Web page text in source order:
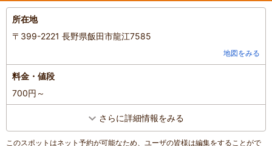
歩いてすぐのところに観光スポットがあり、りんご狩りのあとに訪
れると楽しいと思います。展望スポット？から天竜川を見下ろすと
絶景！川下りの舟がちょうど通って子供達も大喜びでした。電車も
みられてこれもまた大喜び。下に吊り橋があり渡るとなかなかの揺
た。橋からの景色もとてもよかったです。橋までは急な道でした
楽しいレジャーになりました。天竜峡大橋も近いので、そっちらも
行けば秋のレジャーとしてとても楽しめると思います！
混雑具合：普通
滞在時間 ： 1～2時間
所在地
〒399-2221 長野県飯田市龍江7585
地図をみる
料金・値段
700円～
さらに詳細情報をみる
このスポットはネット予約が可能なため、ユーザの皆様は編集をすることがで